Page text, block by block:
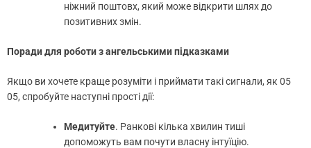
ніжний поштовх, який може відкрити шлях до
позитивних змін.
Поради для роботи з ангельськими підказками
Якщо ви хочете краще розуміти і приймати такі сигнали, як 05
05, спробуйте наступні прості дії:
Медитуйте. Ранкові кілька хвилин тиші
допоможуть вам почути власну інтуїцію.